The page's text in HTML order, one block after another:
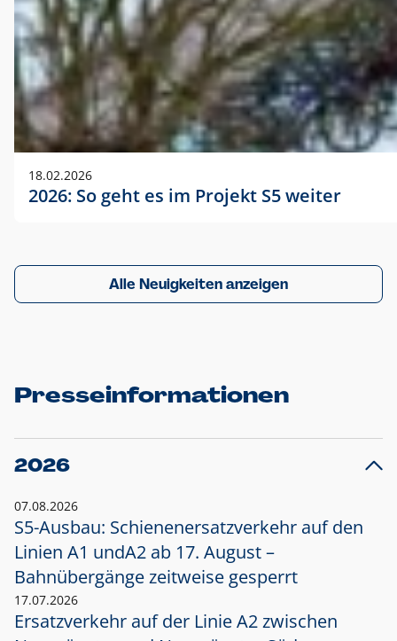
18.02.2026
2026: So geht es im Projekt S5 weiter
Alle Neuigkeiten anzeigen
Presseinformationen
2026
07.08.2026
S5-Ausbau: Schienenersatzverkehr auf den
Linien A1 undA2 ab 17. August –
Bahnübergänge zeitweise gesperrt
17.07.2026
Ersatzverkehr auf der Linie A2 zwischen